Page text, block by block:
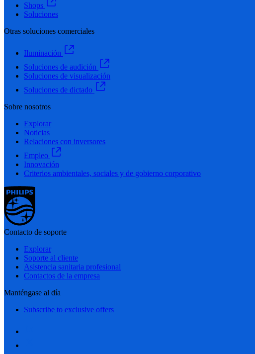
Shops
Soluciones
Otras soluciones comerciales
Iluminación
Soluciones de audición
Soluciones de visualización
Soluciones de dictado
Sobre nosotros
Explorar
Noticias
Relaciones con inversores
Empleo
Innovación
Criterios ambientales, sociales y de gobierno corporativo
Contacto de soporte
Explorar
Soporte al cliente
Asistencia sanitaria profesional
Contactos de la empresa
Manténgase al día
Subscribe to exclusive offers